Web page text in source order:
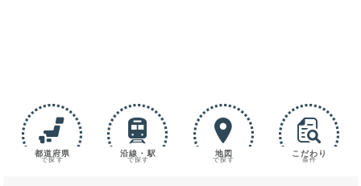
都道府県
で探す
沿線・駅
で探す
地図
で探す
こだわり
条件